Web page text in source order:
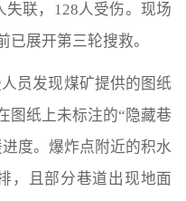
联，128人受伤‌。现场
展开第三轮搜救。
员发现‌煤矿提供的图纸
图纸上未标注的“隐藏巷
度。爆炸点附近的积水
，且部分巷道出现地面